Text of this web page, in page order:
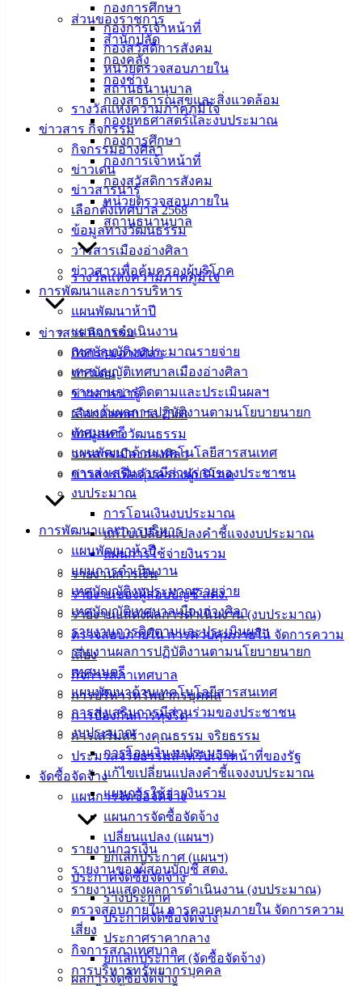
กองการศึกษา
กองการเจ้าหน้าที่
กองสวัสดิการสังคม
หน่วยตรวจสอบภายใน
สถานธนานุบาล
รางวัลแห่งความภาคภูมิใจ
ข่าวสาร กิจกรรม
กิจกรรมอ่างศิลา
ข่าวเด่น
ข่าวสารน่ารู้
เลือกตั้งเทศบาล 2568
ข้อมูลทางวัฒนธรรม
วารสารเมืองอ่างศิลา
ข่าวสารเพื่อคุ้มครองผู้บริโภค
การพัฒนาและการบริหาร
แผนพัฒนาห้าปี
แผนการดำเนินงาน
เทศบัญญัติงบประมาณรายจ่าย
เทศบัญญัติเทศบาลเมืองอ่างศิลา
รายงานการติดตามและประเมินผลฯ
รายงานผลการปฏิบัติงานตามนโยบายนายก
เทศมนตรี
แผนพัฒนาด้านเทคโนโลยีสารสนเทศ
การส่งเสริมการมีส่วนร่วมของประชาชน
งบประมาณ
การโอนเงินงบประมาณ
แก้ไขเปลี่ยนแปลงคำชี้แจงงบประมาณ
แผนการใช้จ่ายงินรวม
รายงานการเงิน
รายงานของผู้สอบบัญชี สตง.
รายงานแสดงผลการดำเนินงาน (งบประมาณ)
ตรวจสอบภายใน การควบคุมภายใน จัดการความ
เสี่ยง
กิจการสภาเทศบาล
การบริหารทรัพยากรบุคคล
การป้องกันการทุจริต
การเสริมสร้างคุณธรรม จริยธรรม
ประมวลจริยธรรมสำหรับเจ้าหน้าที่ของรัฐ
จัดซื้อจัดจ้าง
แผนการจัดซื้อจัดจ้าง
แผนการจัดซื้อจัดจ้าง
เปลี่ยนแปลง (แผนฯ)
ยกเลิกประกาศ (แผนฯ)
ประกาศจัดซื้อจัดจ้าง
ร่างประกาศ
ประกาศจัดซื้อจัดจ้าง
ประกาศราคากลาง
ยกเลิกประกาศ (จัดซื้อจัดจ้าง)
ผลการจัดซื้อจัดจ้าง
ส่วนของราชการ
สำนักปลัด
กองคลัง
กองช่าง
กองสาธารณสุขและสิ่งแวดล้อม
กองยุทธศาสตร์และงบประมาณ
กองการศึกษา
กองการเจ้าหน้าที่
กองสวัสดิการสังคม
หน่วยตรวจสอบภายใน
สถานธนานุบาล
รางวัลแห่งความภาคภูมิใจ
ข่าวสาร กิจกรรม
กิจกรรมอ่างศิลา
ข่าวเด่น
ข่าวสารน่ารู้
เลือกตั้งเทศบาล 2568
ข้อมูลทางวัฒนธรรม
วารสารเมืองอ่างศิลา
ข่าวสารเพื่อคุ้มครองผู้บริโภค
การพัฒนาและการบริหาร
แผนพัฒนาห้าปี
แผนการดำเนินงาน
เทศบัญญัติงบประมาณรายจ่าย
เทศบัญญัติเทศบาลเมืองอ่างศิลา
รายงานการติดตามและประเมินผลฯ
รายงานผลการปฏิบัติงานตามนโยบายนายก
เทศมนตรี
แผนพัฒนาด้านเทคโนโลยีสารสนเทศ
การส่งเสริมการมีส่วนร่วมของประชาชน
งบประมาณ
การโอนเงินงบประมาณ
แก้ไขเปลี่ยนแปลงคำชี้แจงงบประมาณ
แผนการใช้จ่ายงินรวม
รายงานการเงิน
รายงานของผู้สอบบัญชี สตง.
รายงานแสดงผลการดำเนินงาน (งบประมาณ)
ตรวจสอบภายใน การควบคุมภายใน จัดการความ
เสี่ยง
กิจการสภาเทศบาล
การบริหารทรัพยากรบุคคล
อ่างศิลา 90/338
อ.เมือง จ.ชลบุรี
038-
142-100-104
บริการ
ประชาชน
ดาวน์โหลด
ฟอร์ม,
เอกสาร
คู่มือ
สำหรับ
ประชาชน/
คู่มือการ
ข่าวสาร
ข้อมูล
ข่าวสาร
อิเล็กทรอนิกส์
องค์
ความรู้
(Knowledge
Management)
เทศบาล
สายตรง
นายก
ประวัติ
เทศบาล
ผู้บริหาร
หัวหน้า
ส่วน
ราชการ
สภา
เทศบาล
สงวนลิขสิทธิ์ © 2563 เทศบาลเมืองอ่างศิลา จังหวัดชลบุรี |